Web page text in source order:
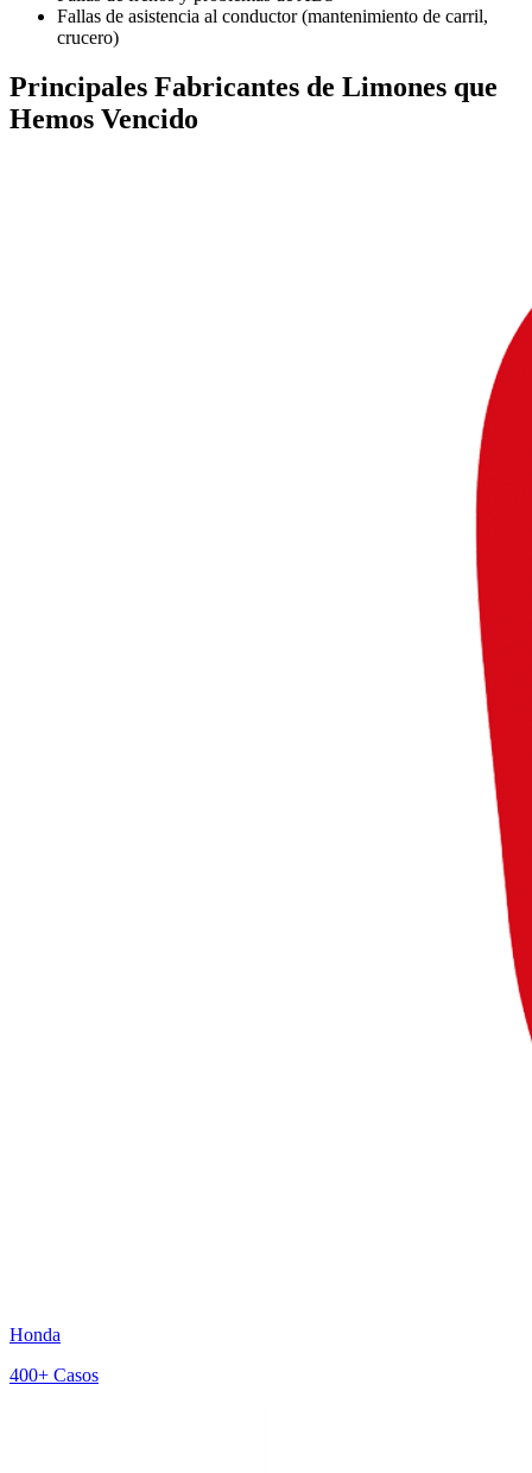
Fallas de asistencia al conductor (mantenimiento de carril,
crucero)
Principales Fabricantes de Limones que
Hemos Vencido
Honda
400+ Casos